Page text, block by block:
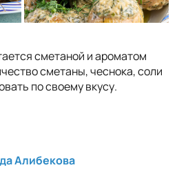
сметаной и ароматом
сметаны, чеснока, соли
по своему вкусу.
Алибекова